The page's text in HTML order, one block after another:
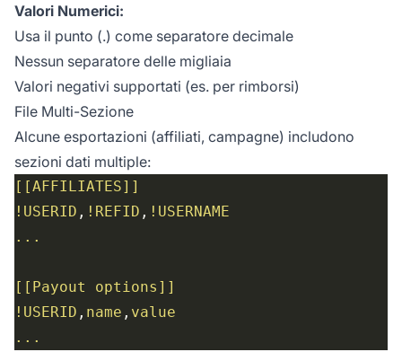
Valori Numerici:
Usa il punto (.) come separatore decimale
Nessun separatore delle migliaia
Valori negativi supportati (es. per rimborsi)
File Multi-Sezione
Alcune esportazioni (affiliati, campagne) includono
sezioni dati multiple:
[[AFFILIATES]]
!USERID , !REFID , !USERNAME
...
[[Payout options]]
!USERID , name , value
...